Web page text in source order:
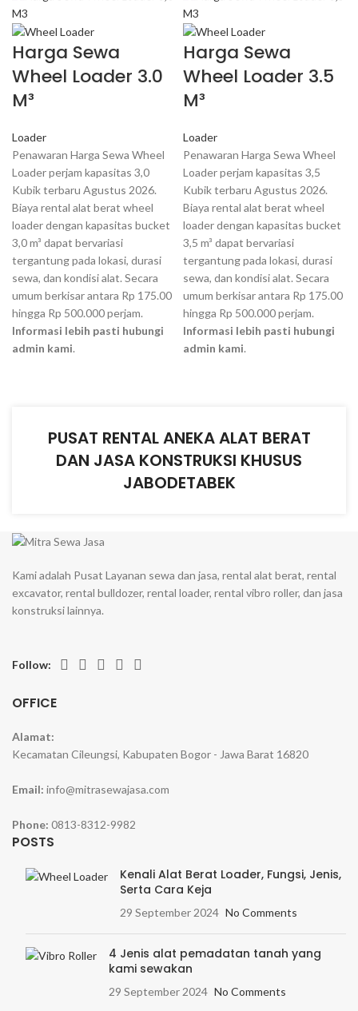
Harga Sewa
Wheel Loader 3.0
M³
Loader
Penawaran Harga Sewa Wheel
Loader perjam kapasitas 3,0
Kubik terbaru Agustus 2026.
Biaya rental alat berat wheel
loader dengan kapasitas bucket
3,0 m³ dapat bervariasi
tergantung pada lokasi, durasi
sewa, dan kondisi alat. Secara
umum berkisar antara Rp 175.00
hingga Rp 500.000 perjam.
Informasi lebih pasti hubungi
admin kami.
Harga Sewa
Wheel Loader 3.5
M³
Loader
Penawaran Harga Sewa Wheel
Loader perjam kapasitas 3,5
Kubik terbaru Agustus 2026.
Biaya rental alat berat wheel
loader dengan kapasitas bucket
3,5 m³ dapat bervariasi
tergantung pada lokasi, durasi
sewa, dan kondisi alat. Secara
umum berkisar antara Rp 175.00
hingga Rp 500.000 perjam.
Informasi lebih pasti hubungi
admin kami.
PUSAT RENTAL ANEKA ALAT BERAT
DAN JASA KONSTRUKSI KHUSUS
JABODETABEK
Kami adalah Pusat Layanan sewa dan jasa, rental alat berat, rental
excavator, rental bulldozer, rental loader, rental vibro roller, dan jasa
konstruksi lainnya.
Follow:
OFFICE
Alamat:
Kecamatan Cileungsi, Kabupaten Bogor - Jawa Barat 16820
Email: info@mitrasewajasa.com
Phone: 0813-8312-9982
POSTS
Kenali Alat Berat Loader, Fungsi, Jenis,
Serta Cara Keja
29 September 2024 No Comments
4 Jenis alat pemadatan tanah yang
kami sewakan
29 September 2024 No Comments